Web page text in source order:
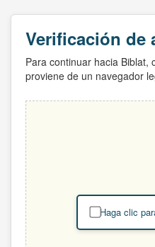
Verificación de
Para continuar hacia Biblat,
proviene de un navegador
Haga clic